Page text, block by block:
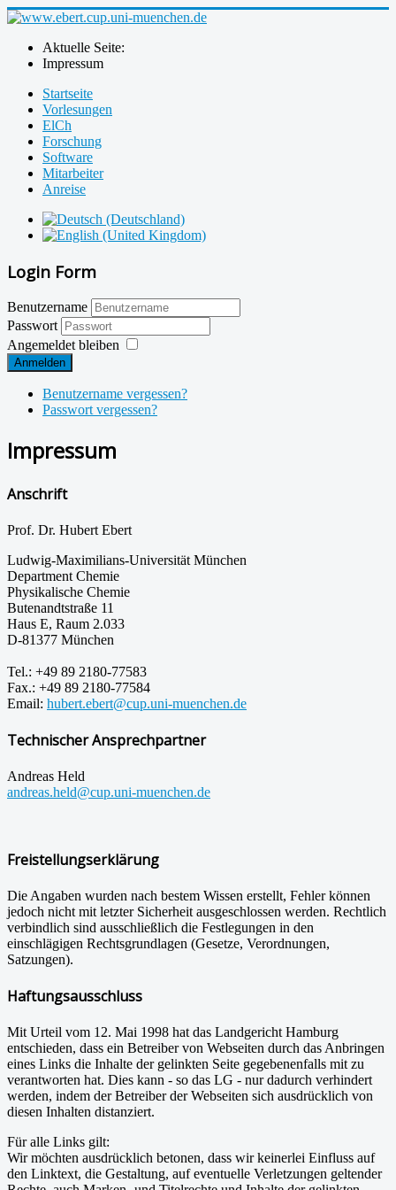
Aktuelle Seite:
Impressum
Startseite
Vorlesungen
ElCh
Forschung
Software
Mitarbeiter
Anreise
Login Form
Benutzername
Passwort
Angemeldet bleiben
Anmelden
Benutzername vergessen?
Passwort vergessen?
Impressum
Anschrift
Prof. Dr. Hubert Ebert
Ludwig-Maximilians-Universität München
Department Chemie
Physikalische Chemie
Butenandtstraße 11
Haus E, Raum 2.033
D-81377 München
Tel.: +49 89 2180-77583
Fax.: +49 89 2180-77584
Email: hubert.ebert@cup.uni-muenchen.de
Technischer Ansprechpartner
Andreas Held
andreas.held@cup.uni-muenchen.de
Freistellungserklärung
Die Angaben wurden nach bestem Wissen erstellt, Fehler können
jedoch nicht mit letzter Sicherheit ausgeschlossen werden. Rechtlich
verbindlich sind ausschließlich die Festlegungen in den
einschlägigen Rechtsgrundlagen (Gesetze, Verordnungen,
Satzungen).
Haftungsausschluss
Mit Urteil vom 12. Mai 1998 hat das Landgericht Hamburg
entschieden, dass ein Betreiber von Webseiten durch das Anbringen
eines Links die Inhalte der gelinkten Seite gegebenenfalls mit zu
verantworten hat. Dies kann - so das LG - nur dadurch verhindert
werden, indem der Betreiber der Webseiten sich ausdrücklich von
diesen Inhalten distanziert.
Für alle Links gilt:
Wir möchten ausdrücklich betonen, dass wir keinerlei Einfluss auf
den Linktext, die Gestaltung, auf eventuelle Verletzungen geltender